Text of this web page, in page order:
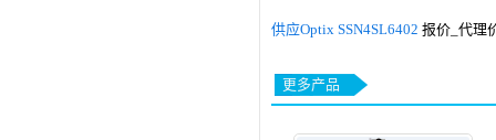
供应Optix SSN4SL6402 报价_代理
更多产品